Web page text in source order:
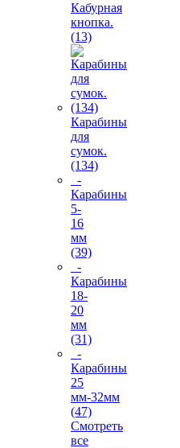
Кабурная
кнопка.
(13)
Карабины
для
сумок.
(134)
-
Карабины
5-
16
мм
(39)
-
Карабины
18-
20
мм
(31)
-
Карабины
25
мм-32мм
(47)
Смотреть
все